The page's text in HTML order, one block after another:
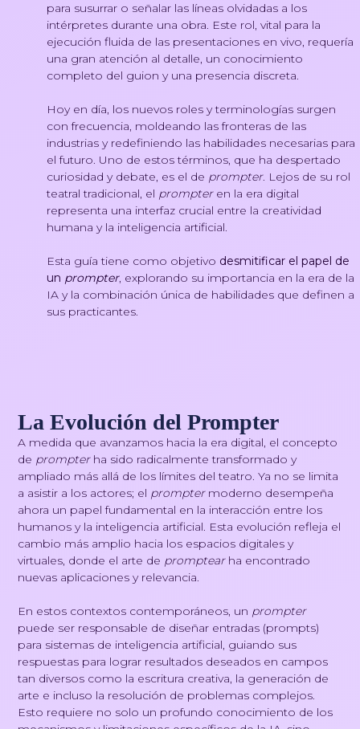
para susurrar o señalar las líneas olvidadas a los
intérpretes durante una obra. Este rol, vital para la
ejecución fluida de las presentaciones en vivo, requería
una gran atención al detalle, un conocimiento
completo del guion y una presencia discreta.
Hoy en día, los nuevos roles y terminologías surgen
con frecuencia, moldeando las fronteras de las
industrias y redefiniendo las habilidades necesarias para
el futuro. Uno de estos términos, que ha despertado
curiosidad y debate, es el de prompter. Lejos de su rol
teatral tradicional, el prompteren la era digital
representa una interfaz crucial entre la creatividad
humana y la inteligencia artificial.
Esta guía tiene como objetivo desmitificar el papel de
un prompter, explorando su importancia en la era de la
IA y la combinación única de habilidades que definen a
sus practicantes.
La Evolución del Prompter
A medida que avanzamos hacia la era digital, el concepto
de prompterha sido radicalmente transformado y
ampliado más allá de los límites del teatro. Ya no se limita
a asistir a los actores; el promptermoderno desempeña
ahora un papel fundamental en la interacción entre los
humanos y la inteligencia artificial. Esta evolución refleja el
cambio más amplio hacia los espacios digitales y
virtuales, donde el arte de promptearha encontrado
nuevas aplicaciones y relevancia.
En estos contextos contemporáneos, un prompter
puede ser responsable de diseñar entradas (prompts)
para sistemas de inteligencia artificial, guiando sus
respuestas para lograr resultados deseados en campos
tan diversos como la escritura creativa, la generación de
arte e incluso la resolución de problemas complejos.
Esto requiere no solo un profundo conocimiento de los